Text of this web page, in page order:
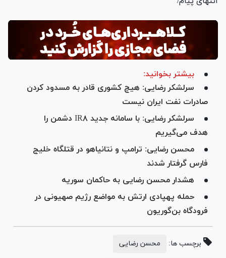
بیشتر بخوانید:
سرلشکر رضایی: هیچ کشوری قادر به مسدود کردن
صادرات نفت ایران نیست
سرلشکر رضایی: با سامانه جدید IR۸ دشمن را
هدف می‌گیریم
محسن رضایی: ترامپ و نتانیاهو در قتلگاه خلیج
فارس گرفتار شدند
هشدار محسن رضایی به حاکمان سوریه
حمله پهپادی ارتش به مواضع رژیم صهیونی در
فرودگاه بن‌گوریون
برچسب ها: محسن رضایی